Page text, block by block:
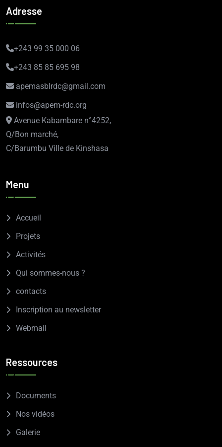
Adresse
+243 99 35 000 06
+243 85 85 695 98
apemasblrdc@gmail.com
infos@apem-rdc.org
Avenue Kabambare n°4252,
Q/Bon marché,
C/Barumbu Ville de Kinshasa
Menu
Accueil
Projets
Activités
Qui sommes-nous ?
contacts
Inscription au newsletter
Webmail
Ressources
Documents
Nos vidéos
Galerie